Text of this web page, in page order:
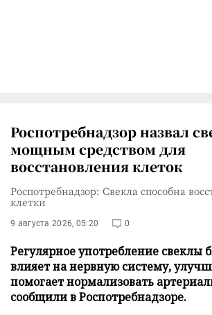
Роспотребнадзор назвал
мощным средством для
восстановления клеток
Роспотребнадзор: Свекла способна
клетки
9 августа 2026, 05:20 0
Регулярное употребление свеклы
влияет на нервную систему,
помогает нормализовать
сообщили в Роспотребнадзоре.